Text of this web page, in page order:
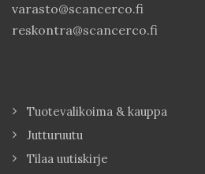
varasto@scancerco.fi
reskontra@scancerco.fi
Tuotevalikoima & kauppa
Jutturuutu
Tilaa uutiskirje